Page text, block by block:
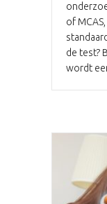
of
de test?
wordt